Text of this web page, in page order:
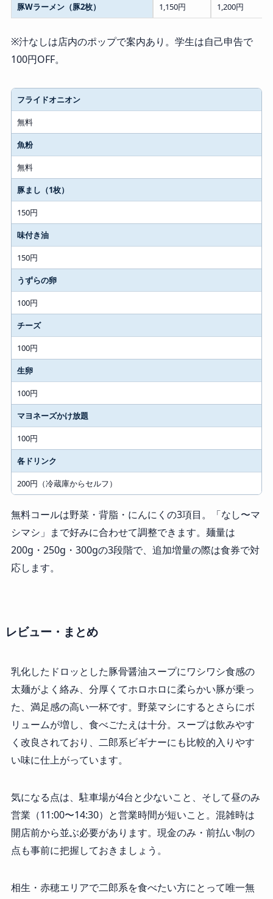
豚Wラーメン（豚2枚） 1,150円 1,200円
※汁なしは店内のポップで案内あり。学生は自己申告で
100円OFF。
トッピング
価格
フライドオニオン
無料
魚粉
無料
豚まし（1枚）
150円
味付き油
150円
うずらの卵
100円
チーズ
100円
生卵
100円
マヨネーズかけ放題
100円
各ドリンク
200円（冷蔵庫からセルフ）
無料コールは野菜・背脂・にんにくの3項目。「なし〜マ
シマシ」まで好みに合わせて調整できます。麺量は
200g・250g・300gの3段階で、追加増量の際は食券で対
応します。
レビュー・まとめ
乳化したドロッとした豚骨醤油スープにワシワシ食感の
太麺がよく絡み、分厚くてホロホロに柔らかい豚が乗っ
た、満足感の高い一杯です。野菜マシにするとさらにボ
リュームが増し、食べごたえは十分。スープは飲みやす
く改良されており、二郎系ビギナーにも比較的入りやす
い味に仕上がっています。
気になる点は、駐車場が4台と少ないこと、そして昼のみ
営業（11:00〜14:30）と営業時間が短いこと。混雑時は
開店前から並ぶ必要があります。現金のみ・前払い制の
点も事前に把握しておきましょう。
相生・赤穂エリアで二郎系を食べたい方にとって唯一無